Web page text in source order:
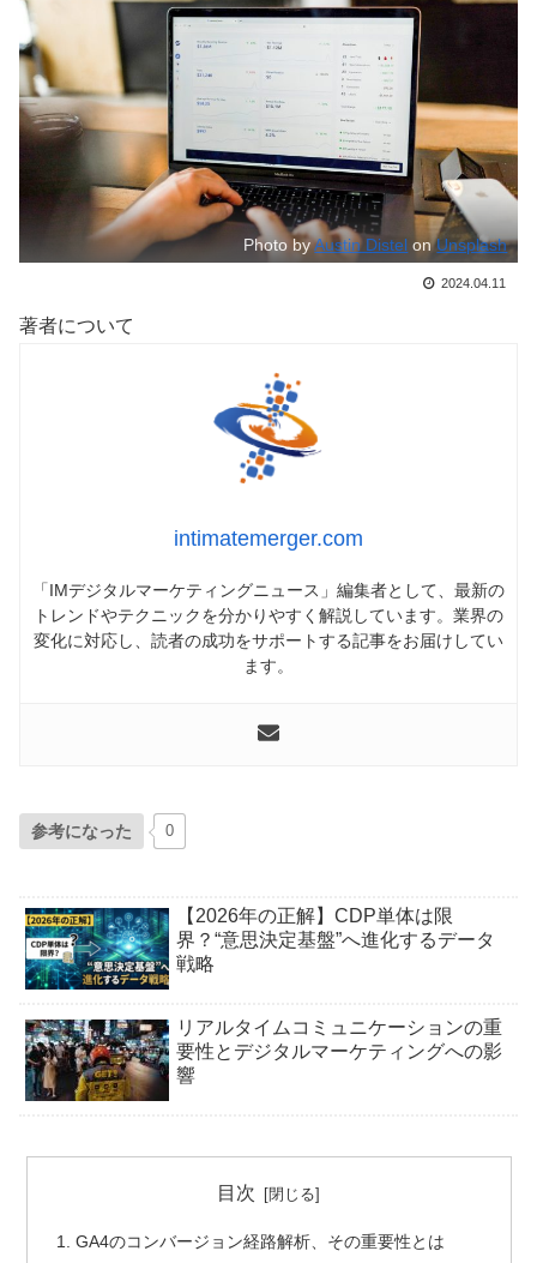
Photo byAustin Distel onUnsplash
2024.04.11
著者について
intimatemerger.com
「IMデジタルマーケティングニュース」編集者として、最新の
トレンドやテクニックを分かりやすく解説しています。業界の
変化に対応し、読者の成功をサポートする記事をお届けしてい
ます。
参考になった 0
【2026年の正解】CDP単体は限
界？“意思決定基盤”へ進化するデータ
戦略
リアルタイムコミュニケーションの重
要性とデジタルマーケティングへの影
響
目次
GA4のコンバージョン経路解析、その重要性とは